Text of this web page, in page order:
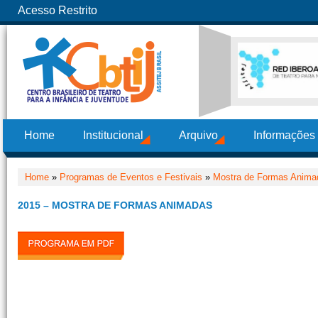
Acesso Restrito
Home Institucional Arquivo
Home » Programas de Eventos e Festivais » Mostra de Formas
2015 – MOSTRA DE FORMAS ANIMADAS